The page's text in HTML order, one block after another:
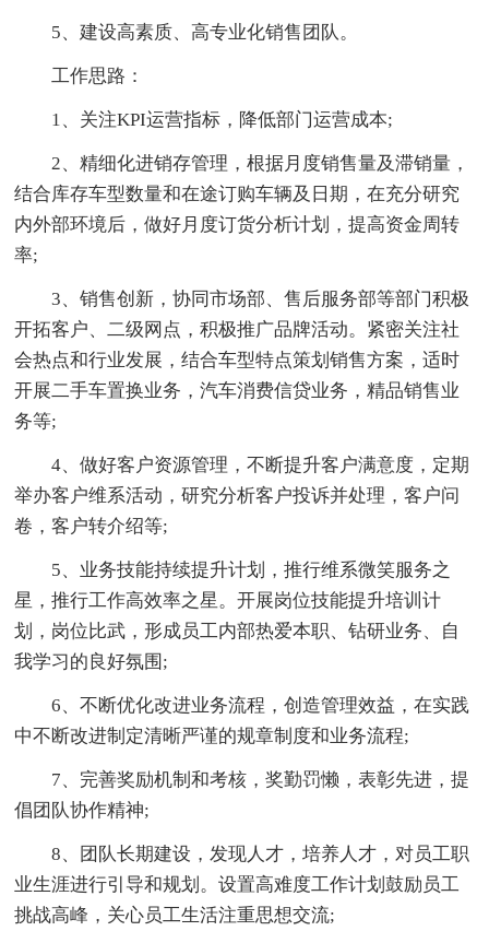
5、建设高素质、高专业化销售团队。
工作思路：
1、关注KPI运营指标，降低部门运营成本;
2、精细化进销存管理，根据月度销售量及滞销量，
结合库存车型数量和在途订购车辆及日期，在充分研究
内外部环境后，做好月度订货分析计划，提高资金周转
率;
3、销售创新，协同市场部、售后服务部等部门积极
开拓客户、二级网点，积极推广品牌活动。紧密关注社
会热点和行业发展，结合车型特点策划销售方案，适时
开展二手车置换业务，汽车消费信贷业务，精品销售业
务等;
4、做好客户资源管理，不断提升客户满意度，定期
举办客户维系活动，研究分析客户投诉并处理，客户问
卷，客户转介绍等;
5、业务技能持续提升计划，推行维系微笑服务之
星，推行工作高效率之星。开展岗位技能提升培训计
划，岗位比武，形成员工内部热爱本职、钻研业务、自
我学习的良好氛围;
6、不断优化改进业务流程，创造管理效益，在实践
中不断改进制定清晰严谨的规章制度和业务流程;
7、完善奖励机制和考核，奖勤罚懒，表彰先进，提
倡团队协作精神;
8、团队长期建设，发现人才，培养人才，对员工职
业生涯进行引导和规划。设置高难度工作计划鼓励员工
挑战高峰，关心员工生活注重思想交流;